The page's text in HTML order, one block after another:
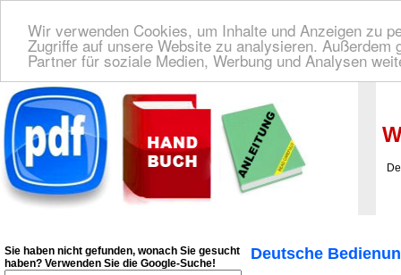
Wir verwenden Cookies, um Inhalte und Anzeigen zu
Zugriffe auf unsere Website zu analysieren.
Partner für soziale Medien, Werbung und Analysen
Deutsche Bedienungsanleitung Downloaden| Wir finden für Sie das deutsches
Deutsche
Sie haben nicht gefunden, wonach Sie gesucht
haben? Verwenden Sie die Google-Suche!